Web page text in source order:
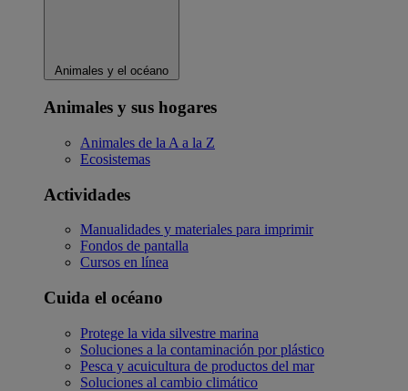
Animales y el océano
Animales y sus hogares
Animales de la A a la Z
Ecosistemas
Actividades
Manualidades y materiales para imprimir
Fondos de pantalla
Cursos en línea
Cuida el océano
Protege la vida silvestre marina
Soluciones a la contaminación por plástico
Pesca y acuicultura de productos del mar
Soluciones al cambio climático